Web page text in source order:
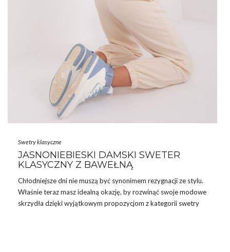
Swetry klasyczne
JASNONIEBIESKI DAMSKI SWETER
KLASYCZNY Z BAWEŁNĄ
Chłodniejsze dni nie muszą być synonimem rezygnacji ze stylu.
Właśnie teraz masz idealną okazję, by rozwinąć swoje modowe
skrzydła dzięki wyjątkowym propozycjom z kategorii swetry